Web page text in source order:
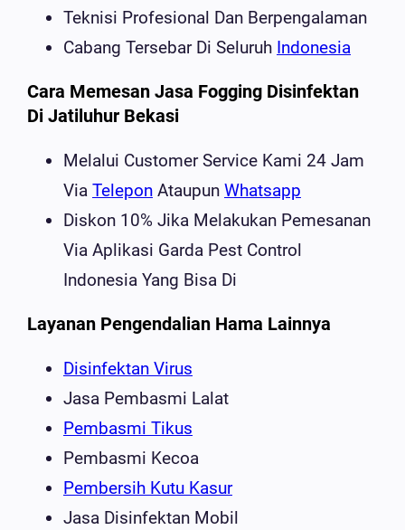
Teknisi Profesional Dan Berpengalaman
Cabang Tersebar Di Seluruh Indonesia
Cara Memesan Jasa Fogging Disinfektan
Di Jatiluhur Bekasi
Melalui Customer Service Kami 24 Jam
Via Telepon Ataupun Whatsapp
Diskon 10% Jika Melakukan Pemesanan
Via Aplikasi Garda Pest Control
Indonesia Yang Bisa Di
Layanan Pengendalian Hama Lainnya
Disinfektan Virus
Jasa Pembasmi Lalat
Pembasmi Tikus
Pembasmi Kecoa
Pembersih Kutu Kasur
Jasa Disinfektan Mobil